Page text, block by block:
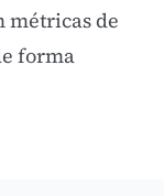
de
forma